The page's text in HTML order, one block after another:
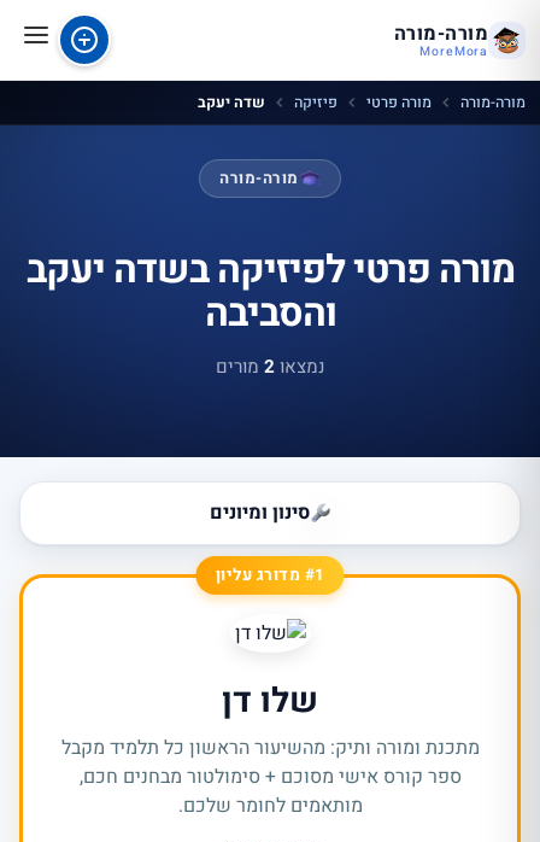
מורה-מורה
MoreMora
מורה-מורה מורה פרטי פיזיקה שדה יעקב
מורה-מורה
מורה פרטי לפיזיקה בשדה יעקב
והסביבה
נמצאו2 מורים
סינון ומיונים
#1 מדורג עליון
שלו דן
מתכנת ומורה ותיק: מהשיעור הראשון כל תלמיד מקבל
ספר קורס אישי מסוכם + סימולטור מבחנים חכם,
מותאמים לחומר שלכם.